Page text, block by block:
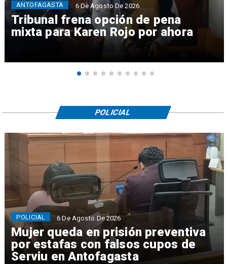
Tribunal frena opción de pena
mixta para Karen Rojo por ahora
ANTOFAGASTA 6 De Agosto De 2026
Mujer queda en prisión preventiva
por estafas con falsos cupos de
Serviu en Antofagasta
POLICIAL 6 De Agosto De 2026
POLICIAL